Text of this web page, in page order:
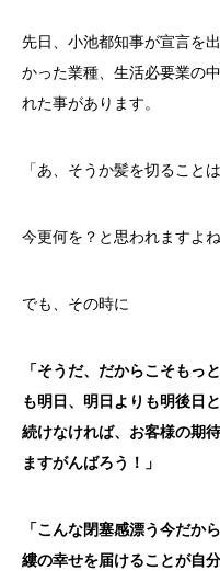
先日、小池都知事が宣言を
かった業種、 生活必要業の
れた事があります。
「あ、そうか髪を切ること
今更何を？と思われますよ
でも、その時に
「そうだ、だからこそもっ
も明日、 明日よりも明後日
続けなければ、 お客様の期
ますがんばろう！ 」
「こんな閉塞感漂う今だか
縷の幸せを届けることが自